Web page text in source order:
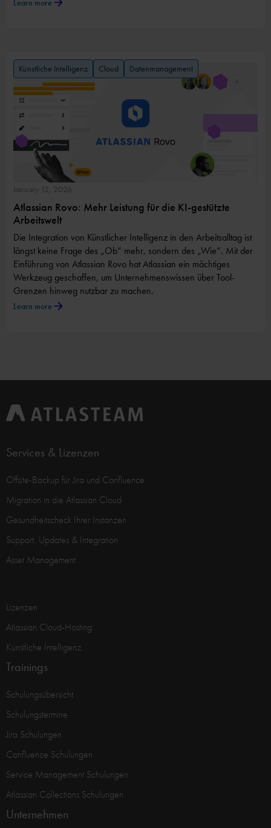
Learn more
Künstliche Intelligenz Cloud Datenmanagement
January 12, 2026
Atlassian Rovo: Mehr Leistung für die KI-gestützte
Arbeitswelt
Die Integration von Künstlicher Intelligenz in den Arbeitsalltag ist
längst keine Frage des „Ob“ mehr, sondern des „Wie“. Mit der
Einführung von Atlassian Rovo hat Atlassian ein mächtiges
Werkzeug geschaffen, um Unternehmenswissen über Tool-
Grenzen hinweg nutzbar zu machen.
Learn more
Services & Lizenzen
Offsite-Backup für Jira und Confluence
Migration in die Atlassian Cloud
Gesundheitscheck Ihrer Instanzen
Support, Updates & Integration
Asset Management
Lizenzen
Atlassian Cloud-Hosting
Künstliche Intelligenz
Trainings
Schulungsübersicht
Schulungstermine
Jira Schulungen
Confluence Schulungen
Service Management Schulungen
Atlassian Collections Schulungen
Unternehmen